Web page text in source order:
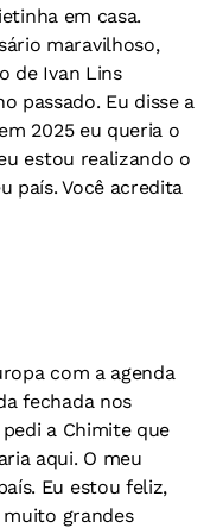
em casa.
maravilhoso,
de Ivan Lins
passado. Eu disse a
2025 eu queria o
estou realizando o
país. Você acredita
com a agenda
fechada nos
a Chimite que
aqui. O meu
Eu estou feliz,
muito grandes